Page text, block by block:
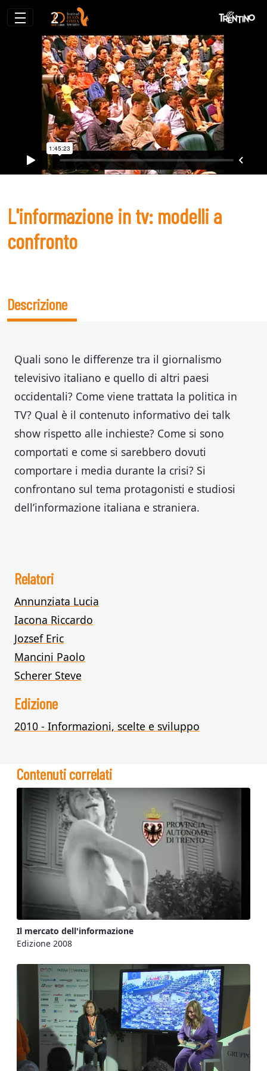
L&#39;informazione in tv: modelli a
L'informazione in tv: modelli a
confronto
Descrizione
Quali sono le differenze tra il giornalismo
televisivo italiano e quello di altri paesi
occidentali? Come viene trattata la politica in
TV? Qual è il contenuto informativo dei talk
show rispetto alle inchieste? Come si sono
comportati e come si sarebbero dovuti
comportare i media durante la crisi? Si
confrontano sul tema protagonisti e studiosi
dell’informazione italiana e straniera.
Relatori
Annunziata Lucia
Iacona Riccardo
Jozsef Eric
Mancini Paolo
Scherer Steve
Edizione
2010 - Informazioni, scelte e sviluppo
Contenuti correlati
Il mercato dell'informazione
Edizione 2008